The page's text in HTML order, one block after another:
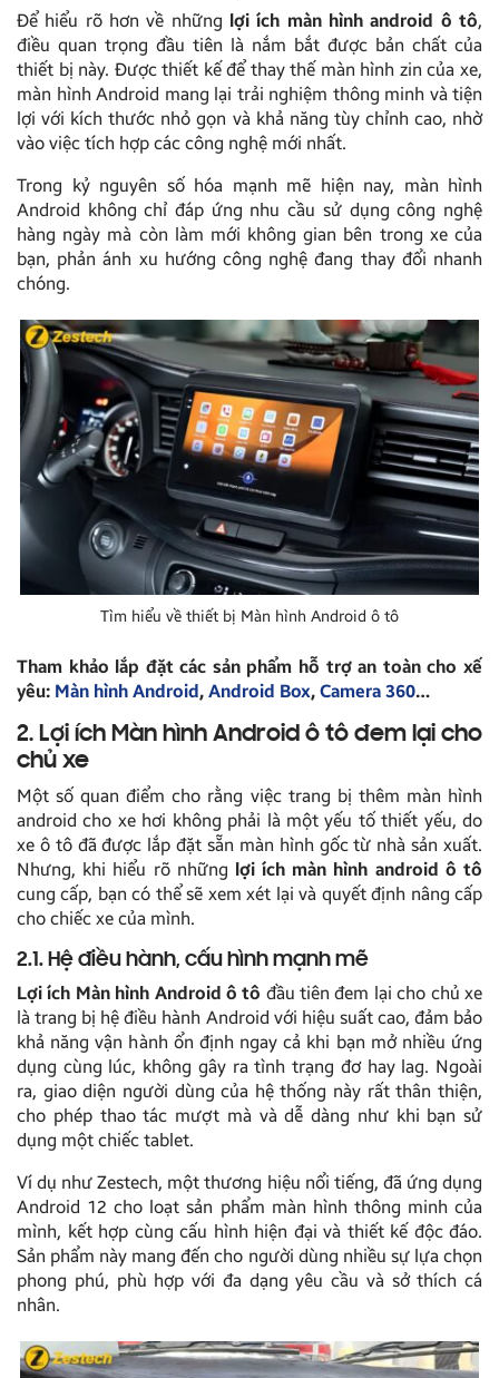
Để hiểu rõ hơn về những lợi ích màn hình android ô tô,
điều quan trọng đầu tiên là nắm bắt được bản chất của
thiết bị này. Được thiết kế để thay thế màn hình zin của xe,
màn hình Android mang lại trải nghiệm thông minh và tiện
lợi với kích thước nhỏ gọn và khả năng tùy chỉnh cao, nhờ
vào việc tích hợp các công nghệ mới nhất.
Trong kỷ nguyên số hóa mạnh mẽ hiện nay, màn hình
Android không chỉ đáp ứng nhu cầu sử dụng công nghệ
hàng ngày mà còn làm mới không gian bên trong xe của
bạn, phản ánh xu hướng công nghệ đang thay đổi nhanh
chóng.
Tìm hiểu về thiết bị Màn hình Android ô tô
Tham khảo lắp đặt các sản phẩm hỗ trợ an toàn cho xế
yêu: Màn hình Android, Android Box, Camera 360…
2. Lợi ích Màn hình Android ô tô đem lại cho
chủ xe
Một số quan điểm cho rằng việc trang bị thêm màn hình
android cho xe hơi không phải là một yếu tố thiết yếu, do
xe ô tô đã được lắp đặt sẵn màn hình gốc từ nhà sản xuất.
Nhưng, khi hiểu rõ những lợi ích màn hình android ô tô
cung cấp, bạn có thể sẽ xem xét lại và quyết định nâng cấp
cho chiếc xe của mình.
2.1. Hệ điều hành, cấu hình mạnh mẽ
Lợi ích Màn hình Android ô tô đầu tiên đem lại cho chủ xe
là trang bị hệ điều hành Android với hiệu suất cao, đảm bảo
khả năng vận hành ổn định ngay cả khi bạn mở nhiều ứng
dụng cùng lúc, không gây ra tình trạng đơ hay lag. Ngoài
ra, giao diện người dùng của hệ thống này rất thân thiện,
cho phép thao tác mượt mà và dễ dàng như khi bạn sử
dụng một chiếc tablet.
Ví dụ như Zestech, một thương hiệu nổi tiếng, đã ứng dụng
Android 12 cho loạt sản phẩm màn hình thông minh của
mình, kết hợp cùng cấu hình hiện đại và thiết kế độc đáo.
Sản phẩm này mang đến cho người dùng nhiều sự lựa chọn
phong phú, phù hợp với đa dạng yêu cầu và sở thích cá
nhân.